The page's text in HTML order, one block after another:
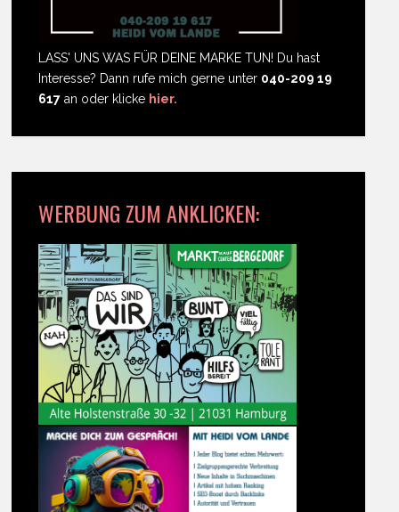
LASS' UNS WAS FÜR DEINE MARKE TUN! Du hast
Interesse? Dann rufe mich gerne unter 040-209 19
617 an oder klicke hier.
WERBUNG ZUM ANKLICKEN: